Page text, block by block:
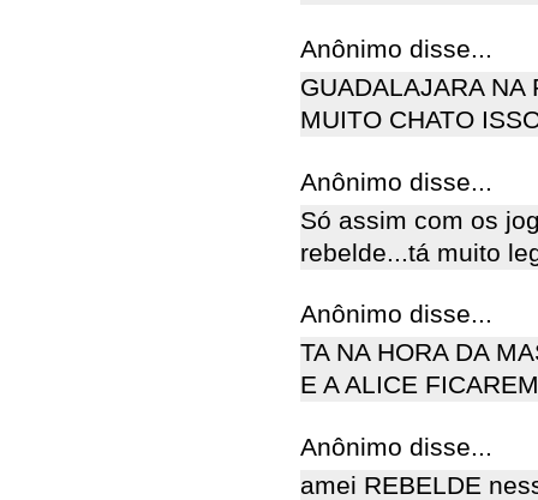
Anônimo disse...
GUADALAJARA NA
MUITO CHATO
Anônimo disse...
Só assim com os
rebelde...tá muito
Anônimo disse...
TA NA HORA DA
E A ALICE
Anônimo disse...
amei REBELDE